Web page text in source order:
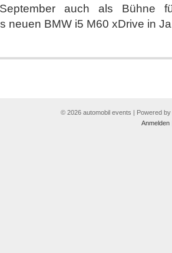
auch als Bühne
neuen BMW i5 M60 xDrive in
© 2026 automobil events | Powered by
Anmelden|